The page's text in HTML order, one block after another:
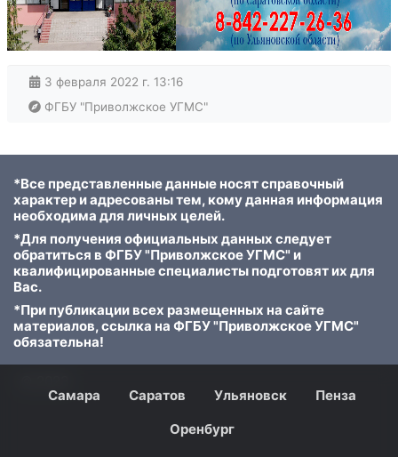
3 февраля 2022 г. 13:16
ФГБУ "Приволжское УГМС"
*Все представленные данные носят справочный
характер и адресованы тем, кому данная информация
необходима для личных целей.
*Для получения официальных данных следует
обратиться в ФГБУ "Приволжское УГМС" и
квалифицированные специалисты подготовят их для
Вас.
*При публикации всех размещенных на сайте
материалов, ссылка на ФГБУ "Приволжское УГМС"
обязательна!
Самара
Саратов Ульяновск
Пенза
Оренбург